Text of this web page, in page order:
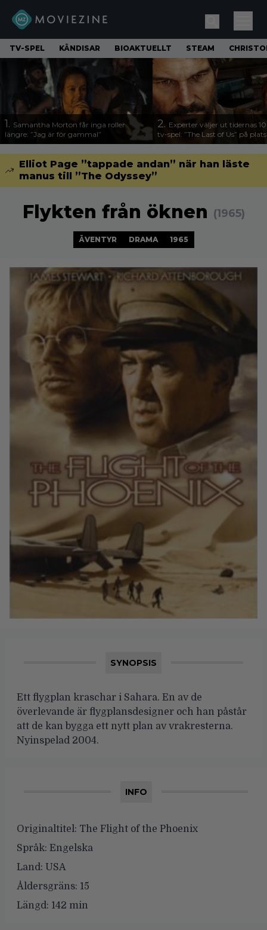
TV-SPEL KÄNDISAR BIOAKTUELLT STEAM
1. Samantha Morton får inga roller
längre: ”Jag är för gammal”
2. Experter väljer ut tidernas
tv-spel: ”The Last of Us” på
Elliot Page ”tappade andan” när han läste
manus till ”The Odyssey”
Flykten från öknen (1965)
ÄVENTYR DRAMA 1965
SYNOPSIS
Ett flygplan kraschar i Sahara. En av de
överlevande är flygplansdesigner och han påstår
att de kan bygga ett nytt plan av vrakresterna.
Nyinspelad 2004.
INFO
Originaltitel: The Flight of the Phoenix
Språk: Engelska
Land: USA
Åldersgräns: 15
Längd: 142 min